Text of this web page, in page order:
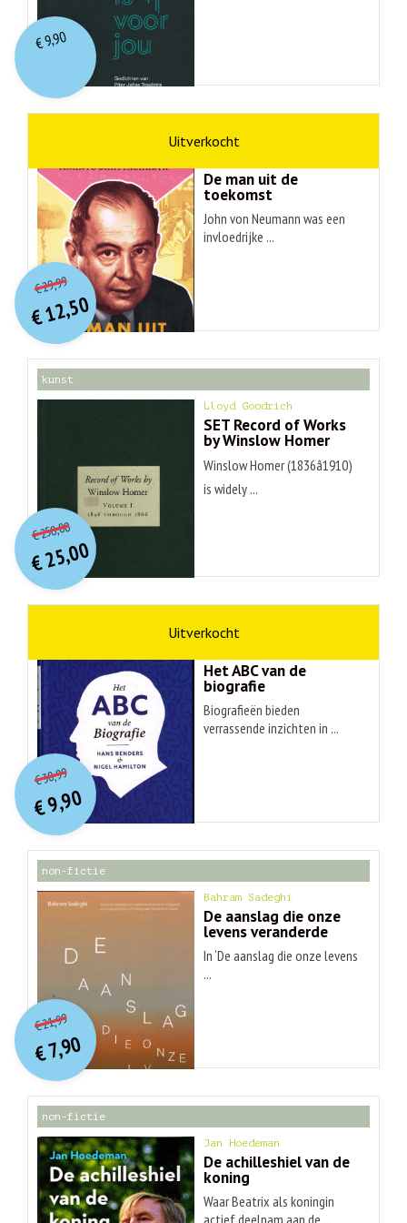
€9,90
De man uit de
toekomst
John von Neumann was een
invloedrijke ...
€29,99O
orspr
onkelijke
prijs
was:
€ 29,99.
€12,50
Huidige
prijs
is:€ 12,50.
kunst
Lloyd Goodrich
SET Record of Works
by Winslow Homer
Winslow Homer (1836â1910)
is widely ...
€250,00O
orspr
onkelijke
prijs
was:
€ 250,00.
€25,00
Huidige
prijs
is:
€ 25,00.
Het ABC van de
biografie
Biografieën bieden
verrassende inzichten in ...
€30,99O
orspr
onkelijke
prijs
was:
€ 30,99.
€9,90
Huidige
prijs
is:
€ 9,90.
non-fictie
Bahram Sadeghi
De aanslag die onze
levens veranderde
In ‘De aanslag die onze levens
...
€21,99O
orspr
onkelijke
prijs
was:
€ 21,99.
€7,90
Huidige
prijs
is:
€ 7,90.
non-fictie
Jan Hoedeman
De achilleshiel van de
koning
Waar Beatrix als koningin
actief deelnam aan de ...